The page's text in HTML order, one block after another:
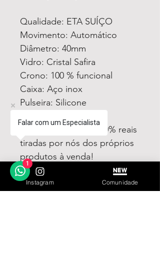
Qualidade: ETA SUÍÇO
Movimento: Automático
Diâmetro: 40mm
Vidro: Cristal Safira
Crono: 100 % funcional
Caixa: Aço inox
Pulseira: Silicone
postadas aqui são 100% reais
tiradas por nós dos próprios
produtos à venda!
Qualidade garantida ou
devolução por nossa conta!
Instagram Comunidade
Falar com um Especialista
1